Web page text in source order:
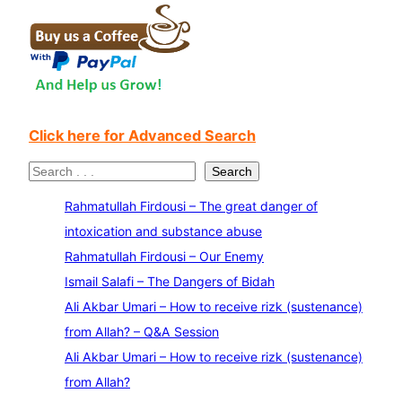
Click here for Advanced Search
S
Search
Rahmatullah Firdousi – The great danger of
intoxication and substance abuse
Rahmatullah Firdousi – Our Enemy
Ismail Salafi – The Dangers of Bidah
Ali Akbar Umari – How to receive rizk (sustenance)
from Allah? – Q&A Session
Ali Akbar Umari – How to receive rizk (sustenance)
from Allah?